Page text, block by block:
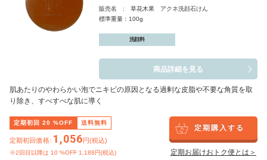
販売名 : 草花木果 アクネ洗顔石けん
標準重量：100g
洗顔料
商品詳細を見る
肌あたりのやわらかい泡でニキビの原因となる過剰な皮脂や不要な角質を取
り除き、すべすべな肌に導く
定期初回 20 %OFF 送料無料
定期初回価格: 1,056円(税込)
※2回目以降は 10 %OFF 1,188円(税込)
定期購入する
定期お届けおトク便とは＞